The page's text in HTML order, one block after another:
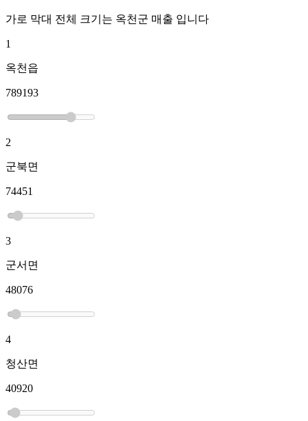
가로 막대 전체 크기는 옥천군 매출 입니다
1
옥천읍
789193
2
군북면
74451
3
군서면
48076
4
청산면
40920